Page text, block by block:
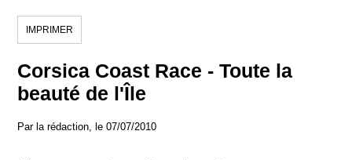
IMPRIMER
Corsica Coast Race - Toute la
beauté de l'Île
Par la rédaction, le 07/07/2010